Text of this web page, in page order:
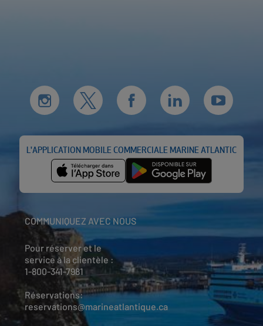
L'APPLICATION MOBILE COMMERCIALE MARINE ATLANTIC
COMMUNIQUEZ AVEC NOUS
Pour réserver et le
service à la clientèle :
1-800-341-7981
Réservations:
reservations@marineatlantique.ca